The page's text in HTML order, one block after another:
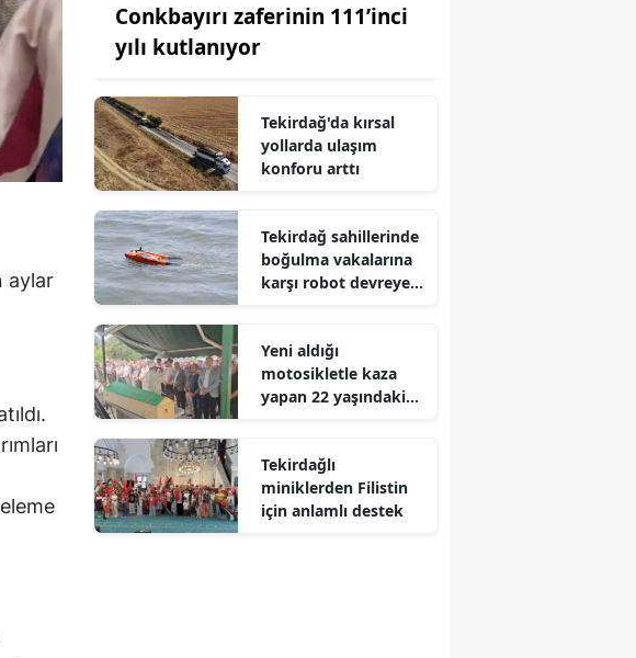
aylar
Conkbayırı zaferinin 111’inci
yılı kutlanıyor
Tekirdağ'da kırsal
yollarda ulaşım
konforu arttı
Tekirdağ sahillerinde
boğulma vakalarına
karşı robot devreye
Yeni aldığı
motosikletle kaza
yapan 22 yaşındaki
Tekirdağlı
miniklerden Filistin
için anlamlı destek